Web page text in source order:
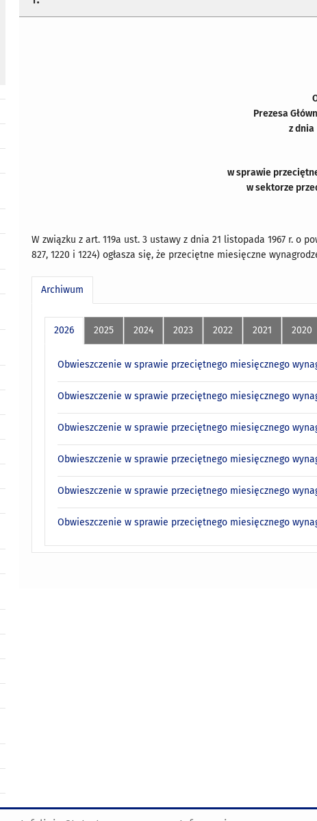
Prezesa
z dnia
w sprawie
w sektorze
W związku z art. 119a ust. 3 ustawy z dnia 21 listopada 1967 r. o
827, 1220 i 1224) ogłasza się, że przeciętne miesięczne
Archiwum
2026 2025 2024 2023 2022 2021 2020
Obwieszczenie w sprawie przeciętnego miesięcznego
Obwieszczenie w sprawie przeciętnego miesięcznego
Obwieszczenie w sprawie przeciętnego miesięcznego
Obwieszczenie w sprawie przeciętnego miesięcznego
Obwieszczenie w sprawie przeciętnego miesięcznego
Obwieszczenie w sprawie przeciętnego miesięcznego